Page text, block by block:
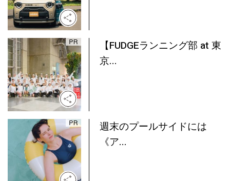
【FUDGEランニング部 at 東
京...
週末のプールサイドには
《ア...